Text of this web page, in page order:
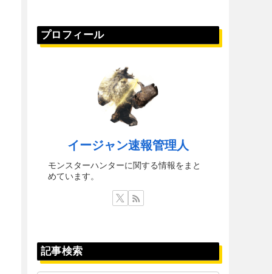
プロフィール
イージャン速報管理人
モンスターハンターに関する情報をまと
めています。
記事検索